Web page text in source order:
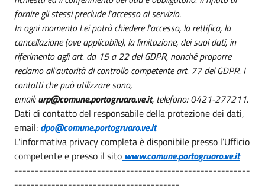
fornire gli stessi preclude l’accesso al servizio.
In ogni momento Lei potrà chiedere l’accesso, la rettifica, la
cancellazione (ove applicabile), la limitazione, dei suoi dati, in
riferimento agli art. da 15 a 22 del GDPR, nonché proporre
reclamo all'autorità di controllo competente art. 77 del GDPR. I
contatti che può utilizzare sono,
email:urp@comune.portogruaro.ve.it, telefono: 0421-277211.
Dati di contatto del responsabile della protezione dei dati,
email: dpo@comune.portogruaro.ve.it
L'informativa privacy completa è disponibile presso l’Ufficio
competente e presso il sito www.comune.portogruaro.ve.it
---------------------------------------------------------
----------------------------------------